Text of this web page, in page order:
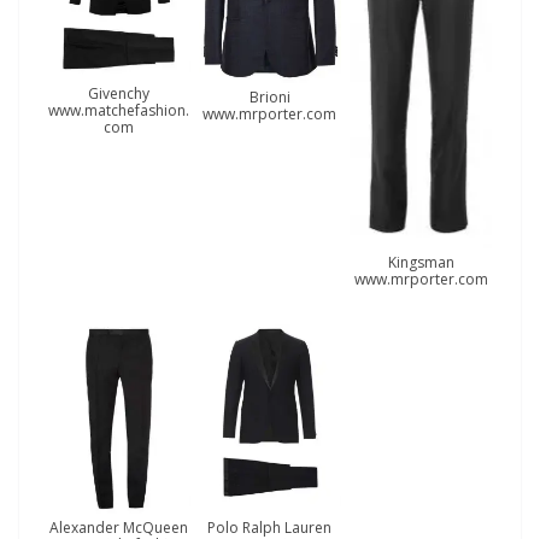
Givenchy
www.matchefashion.
com
Brioni
www.mrporter.com
Kingsman
www.mrporter.com
Alexander McQueen
Polo Ralph Lauren